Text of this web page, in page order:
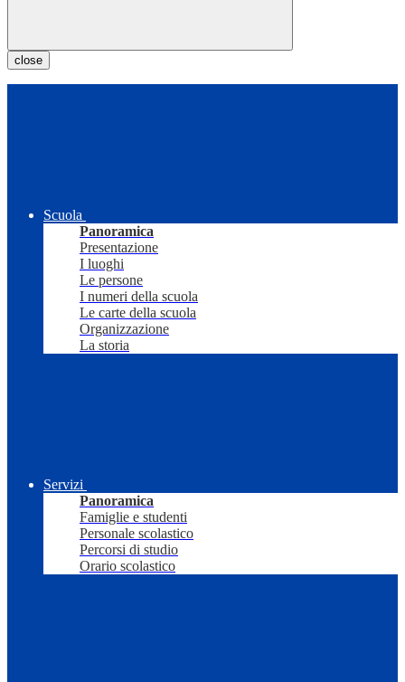
close
Scuola
Panoramica
Presentazione
I luoghi
Le persone
I numeri della scuola
Le carte della scuola
Organizzazione
La storia
Servizi
Panoramica
Famiglie e studenti
Personale scolastico
Percorsi di studio
Orario scolastico